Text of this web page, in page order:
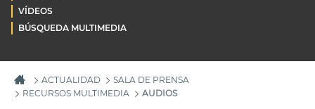
VÍDEOS
BÚSQUEDA MULTIMEDIA
ACTUALIDAD
SALA DE PRENSA
RECURSOS MULTIMEDIA
AUDIOS